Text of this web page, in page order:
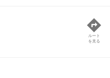
ルート
を見る